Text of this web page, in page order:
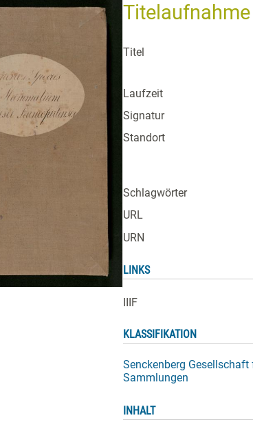
Titelaufnahme
Titel
Laufzeit
Signatur
Standort
Schlagwörter
URL
URN
LINKS
IIIF
KLASSIFIKATION
Senckenberg
Sammlungen
INHALT